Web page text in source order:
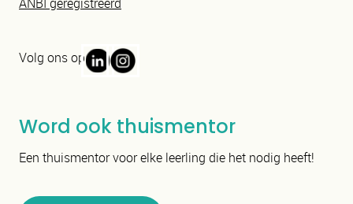
Volg ons op
Word ook thuismentor
Een thuismentor voor elke leerling die het nodig heeft!